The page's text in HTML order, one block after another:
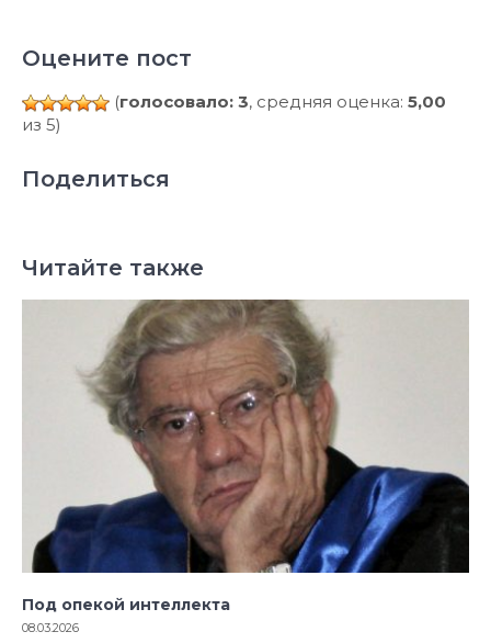
Оцените пост
(голосовало: 3, средняя оценка: 5,00
из 5)
Поделиться
Читайте также
Под опекой интеллекта
08.03.2026